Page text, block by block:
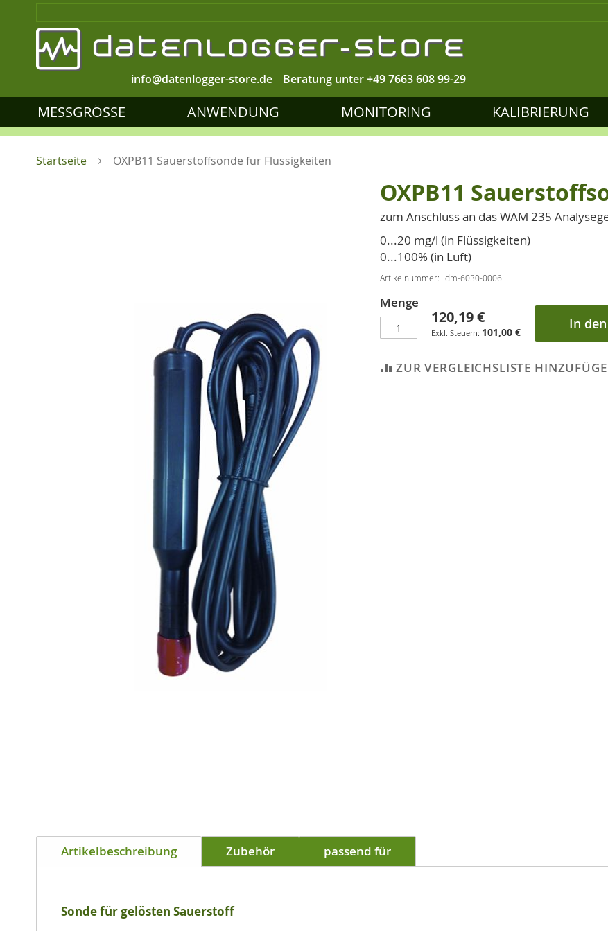
Beratung unter+49 7663 608 99-29
info@datenlogger-store.de
MESSGRÖSSE ANWENDUNG MONITORING KALIBRIERUNG
Startseite OXPB11 Sauerstoffsonde für Flüssigkeiten
Anfang
OXPB11
zum Anschluss an das WAM 235
0...20 mg/l (in Flüssigkeiten)
0...100% (in Luft)
Artikelnummer dm-6030-0006
Menge
120,19 €
101,00 € In
ZUR VERGLEICHSLISTE
Artikelbeschreibung Zubehör passend für
Sonde für gelösten Sauerstoff